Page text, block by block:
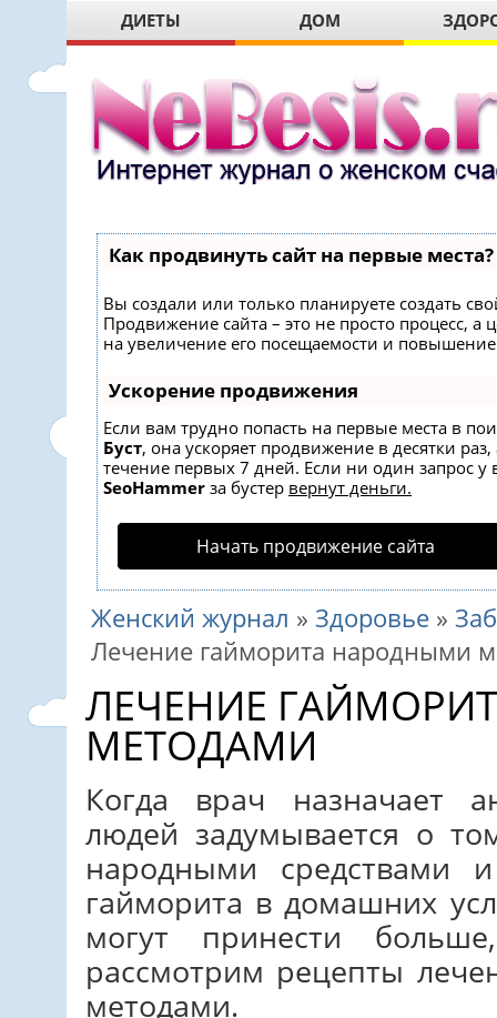
ДИЕТЫ ДОМ
Как продвинуть сайт на первые места?
Вы создали или только планируете создать
Продвижение сайта – это не просто процесс,
на увеличение его посещаемости и
Ускорение продвижения
Если вам трудно попасть на первые места в
Буст, она ускоряет продвижение в десятки
течение первых 7 дней. Если ни один запрос у
SeoHammer за бустер вернут деньги.
Начать продвижение сайта
Женский журнал » Здоровье »
Лечение гайморита народными
ЛЕЧЕНИЕ
МЕТОДАМИ
Когда врач назначает
людей задумывается о
народными
гайморита в домашних
могут принести
рассмотрим рецепты
методами.